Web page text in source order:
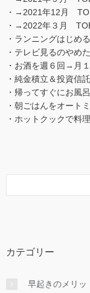
・→2021年12月
・→2022年３月
・ランニングはじめる
・テレビ見るのやめ
・お酒を週６回→月
・純金積立＆投資信
・帰ってすぐにお風
・朝ごはんをオート
・ホットクックで料
カテゴリー
早起きのメリッ